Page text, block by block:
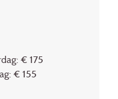
€ 175
€ 155